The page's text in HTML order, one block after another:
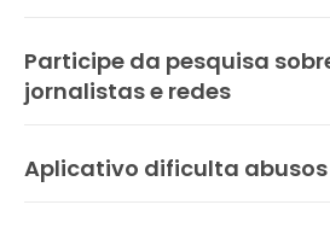
Participe da pesquisa
jornalistas e redes
Aplicativo dificulta abusos